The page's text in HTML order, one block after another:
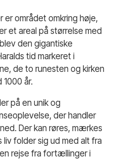
er området omkring høje,
et areal på størrelse med
den gigantiske
tid markeret i
de to runesten og kirken
år.
på en unik og
der handler
Der kan røres, mærkes
liv folder sig ud med alt fra
rejse fra fortællinger i